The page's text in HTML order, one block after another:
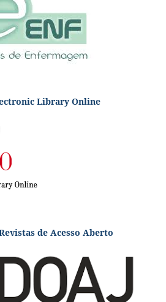
Library Online
de Acesso Aberto